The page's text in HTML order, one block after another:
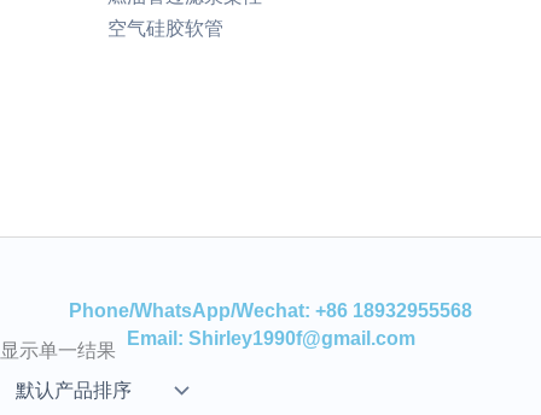
显示单一结果
空气硅胶软管
Phone/WhatsApp/Wechat: +86 18932955568
Email: Shirley1990f@gmail.com